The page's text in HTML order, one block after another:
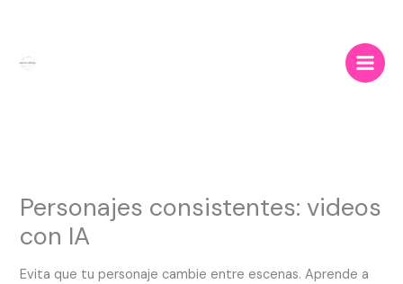
contenido
Personajes consistentes: videos
con IA
Evita que tu personaje cambie entre escenas. Aprende a